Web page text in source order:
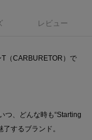
レビュー
（CARBURETOR）で
つ、どんな時も“Starting
するブランド。